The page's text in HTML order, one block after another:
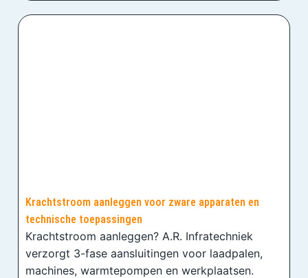
Krachtstroom aanleggen voor zware apparaten en
technische toepassingen
Krachtstroom aanleggen? A.R. Infratechniek
verzorgt 3-fase aansluitingen voor laadpalen,
machines, warmtepompen en werkplaatsen.